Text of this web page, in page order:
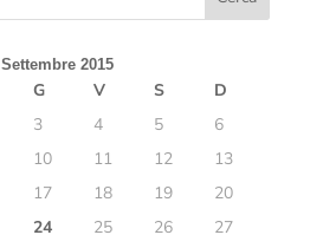
Settembre 2015
G V S
D
3 4 5
6
10 11 12
13
17 18 19
20
24 25 26
27